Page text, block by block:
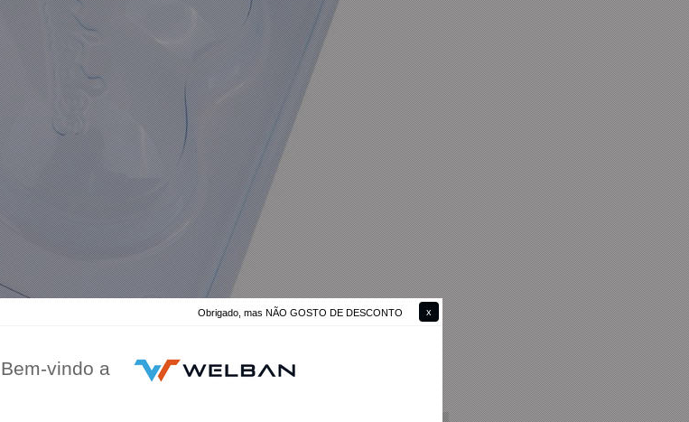
Obrigado, mas NÃO GOSTO DE DESCONTO
Bem-vindo a